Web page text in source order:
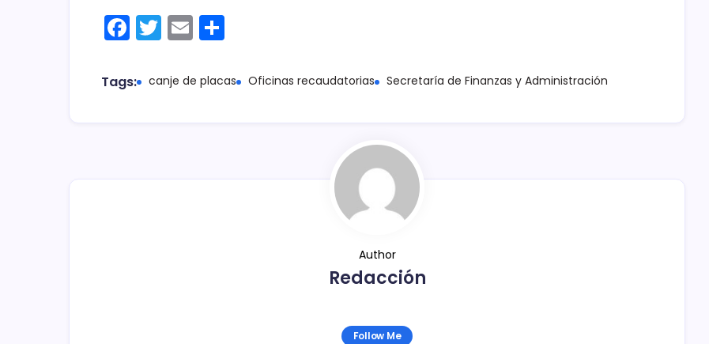
F
c
T
itt
E
ai m
Tags: canje de placas Oficinas recaudatorias Secretaría de Finanzas y Administración
Author
Redacción
Follow Me